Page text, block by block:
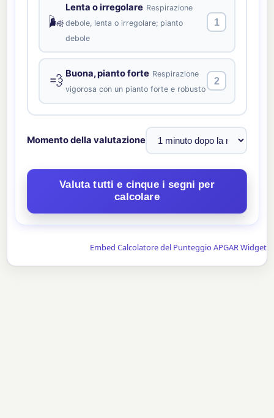
🌬️
Lenta o irregolare Respirazione
debole, lenta o irregolare; pianto
debole
1
💨 Buona, pianto forte Respirazione
vigorosa con un pianto forte e robusto
2
Momento della valutazione
Valuta tutti e cinque i segni per
calcolare
Embed Calcolatore del Punteggio APGAR Widget